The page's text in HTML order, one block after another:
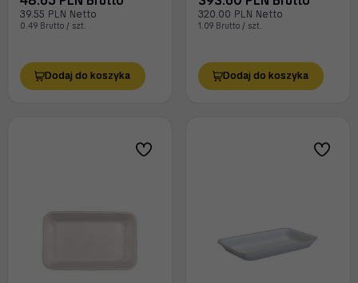
39.55 PLN Netto
0.49 Brutto / szt.
Dodaj do koszyka
320.00 PLN Netto
1.09 Brutto / szt.
Dodaj do koszyka